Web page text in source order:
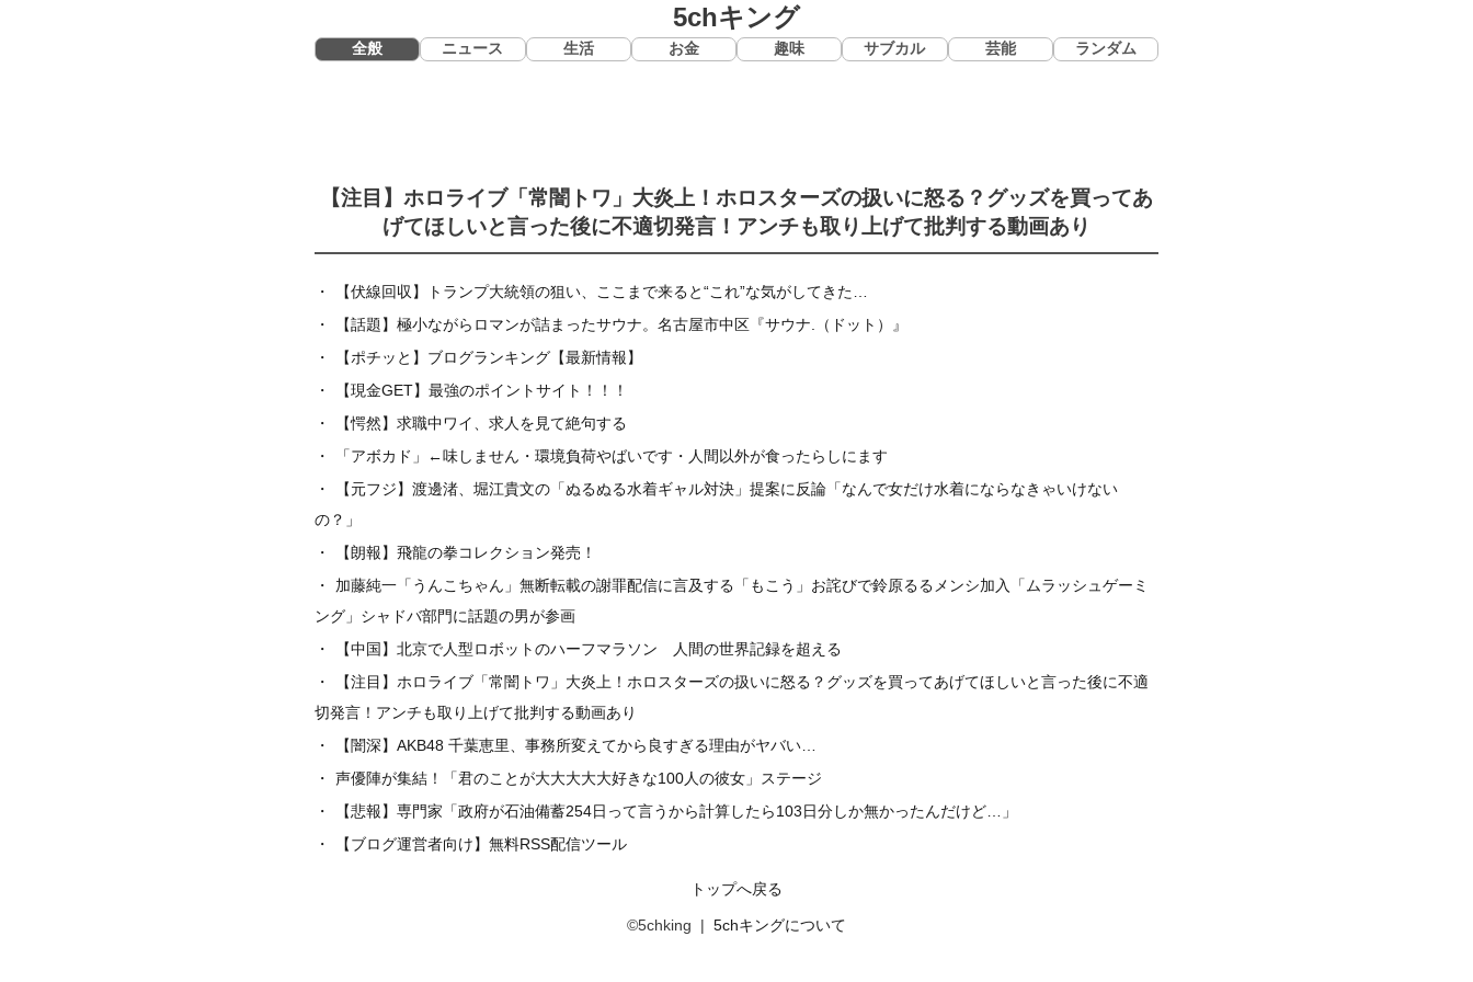
5chキング
全般 ニュース 生活 お金 趣味 サブカル 芸能 ランダム
【注目】ホロライブ「常闇トワ」大炎上！ホロスターズの扱いに怒る？グッズを買ってあ
げてほしいと言った後に不適切発言！アンチも取り上げて批判する動画あり
【伏線回収】トランプ大統領の狙い、ここまで来ると“これ”な気がしてきた…
【話題】極小ながらロマンが詰まったサウナ。名古屋市中区『サウナ.（ドット）』
【ポチッと】ブログランキング【最新情報】
【現金GET】最強のポイントサイト！！！
【愕然】求職中ワイ、求人を見て絶句する
「アボカド」←味しません・環境負荷やばいです・人間以外が食ったらしにます
【元フジ】渡邊渚、堀江貴文の「ぬるぬる水着ギャル対決」提案に反論「なんで女だけ水着にならなきゃいけない
の？」
【朗報】飛龍の拳コレクション発売！
加藤純一「うんこちゃん」無断転載の謝罪配信に言及する「もこう」お詫びで鈴原るるメンシ加入「ムラッシュゲーミ
ング」シャドバ部門に話題の男が参画
【中国】北京で人型ロボットのハーフマラソン 人間の世界記録を超える
【注目】ホロライブ「常闇トワ」大炎上！ホロスターズの扱いに怒る？グッズを買ってあげてほしいと言った後に不適
切発言！アンチも取り上げて批判する動画あり
【闇深】AKB48 千葉恵里、事務所変えてから良すぎる理由がヤバい…
声優陣が集結！「君のことが大大大大大好きな100人の彼女」ステージ
【悲報】専門家「政府が石油備蓄254日って言うから計算したら103日分しか無かったんだけど…」
【ブログ運営者向け】無料RSS配信ツール
トップへ戻る
©5chking | 5chキングについて